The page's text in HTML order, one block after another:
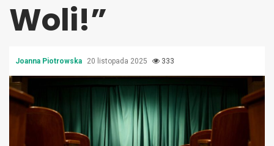
Woli!”
Joanna Piotrowska 20 listopada 2025 333